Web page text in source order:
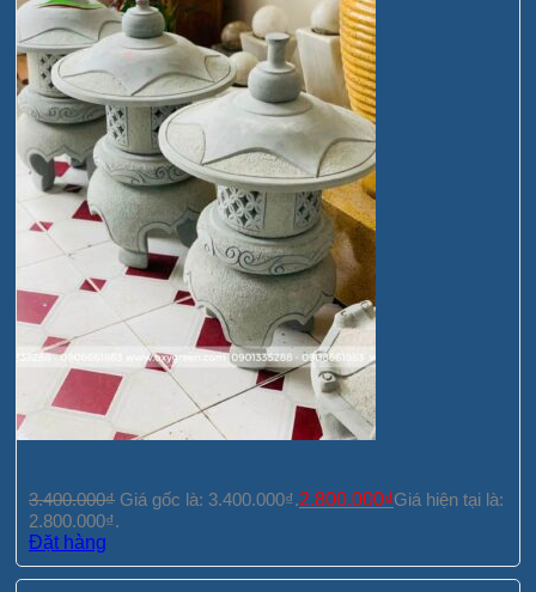
3.400.000₫ Giá gốc là: 3.400.000₫.2.800.000₫Giá hiện tại là:
2.800.000₫.
Đặt hàng